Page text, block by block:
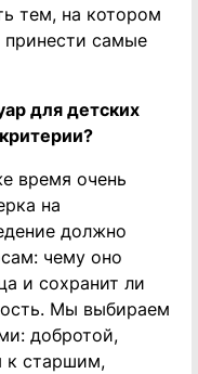
тем, на котором
принести самые
для детских
время очень
на
должно
чему оно
и сохранит ли
Мы выбираем
добротой,
к старшим,